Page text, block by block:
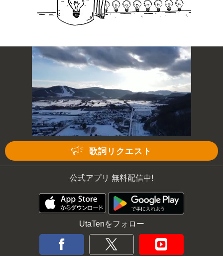
歌詞リクエスト
公式アプリ 無料配信中!
UtaTenをフォロー